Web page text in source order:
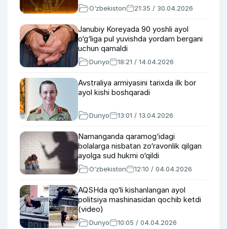
O‘zbekiston 21:35 / 30.04.2026
Janubiy Koreyada 90 yoshli ayol
o‘g‘liga pul yuvishda yordam bergani
uchun qamaldi
Dunyo 18:21 / 14.04.2026
Avstraliya armiyasini tarixda ilk bor
ayol kishi boshqaradi
Dunyo 13:01 / 13.04.2026
Namanganda qaramog‘idagi
bolalarga nisbatan zo‘ravonlik qilgan
ayolga sud hukmi o‘qildi
O‘zbekiston 12:10 / 04.04.2026
AQSHda qo‘li kishanlangan ayol
politsiya mashinasidan qochib ketdi
(video)
Dunyo 10:05 / 04.04.2026